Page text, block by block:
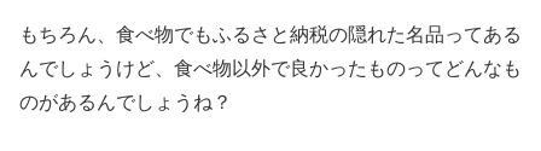
もちろん、食べ物でもふるさと納税の隠れた名品ってある
んでしょうけど、食べ物以外で良かったものってどんなも
のがあるんでしょうね？